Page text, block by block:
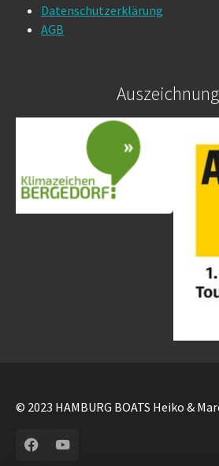
Datenschutzerklärung
AGB
© 2023 HAMBURG BOATS Heiko &
FacebookYouTube